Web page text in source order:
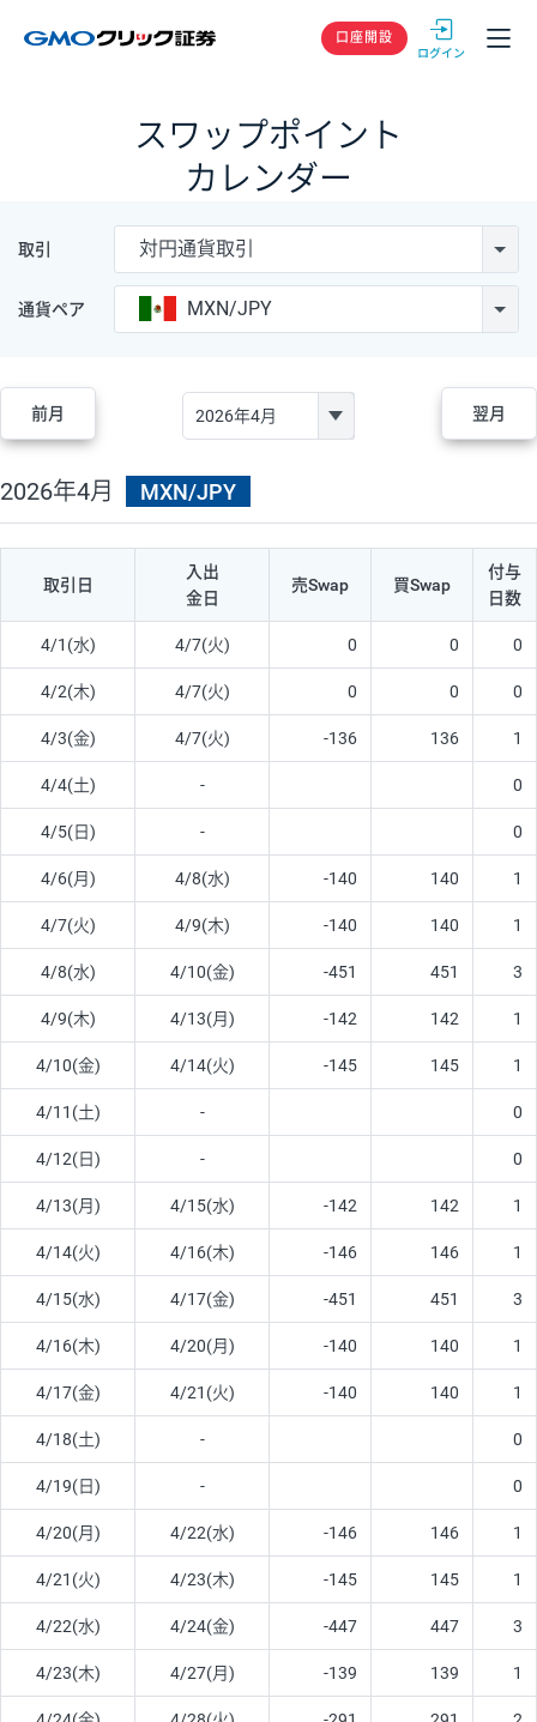
GMOクリック
口座開設
スワップポイント
カレンダー
取引 対円通貨取引
通貨ペア MXN/JPY
前月 翌月
2026年4月 MXN/JPY
取引日
入出
金日
売Swap 買Swap
付与
日数
4/1(水) 4/7(火) 0 0 0
4/2(木) 4/7(火) 0 0 0
4/3(金) 4/7(火) -136 136 1
4/4(土) - 0
4/5(日) - 0
4/6(月) 4/8(水) -140 140 1
4/7(火) 4/9(木) -140 140 1
4/8(水) 4/10(金) -451 451 3
4/9(木) 4/13(月) -142 142 1
4/10(金) 4/14(火) -145 145 1
4/11(土) - 0
4/12(日) - 0
4/13(月) 4/15(水) -142 142 1
4/14(火) 4/16(木) -146 146 1
4/15(水) 4/17(金) -451 451 3
4/16(木) 4/20(月) -140 140 1
4/17(金) 4/21(火) -140 140 1
4/18(土) - 0
4/19(日) - 0
4/20(月) 4/22(水) -146 146 1
4/21(火) 4/23(木) -145 145 1
4/22(水) 4/24(金) -447 447 3
4/23(木) 4/27(月) -139 139 1